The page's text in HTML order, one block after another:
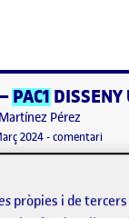
PAC1DISSENY
Pérez
de publicació
2024-comentariel
pròpies i de